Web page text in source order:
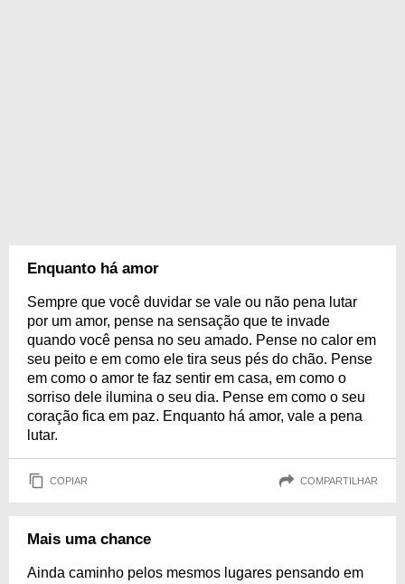
Enquanto há amor
Sempre que você duvidar se vale ou não pena lutar
por um amor, pense na sensação que te invade
quando você pensa no seu amado. Pense no calor em
seu peito e em como ele tira seus pés do chão. Pense
em como o amor te faz sentir em casa, em como o
sorriso dele ilumina o seu dia. Pense em como o seu
coração fica em paz. Enquanto há amor, vale a pena
lutar.
COPIAR COMPARTILHAR
Mais uma chance
Ainda caminho pelos mesmos lugares pensando em